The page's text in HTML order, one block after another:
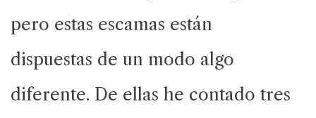
pero estas escamas están
dispuestas de un modo algo
diferente. De ellas he contado tres